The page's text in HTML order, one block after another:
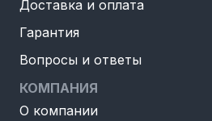
Доставка и оплата
Гарантия
Вопросы и ответы
КОМПАНИЯ
О компании